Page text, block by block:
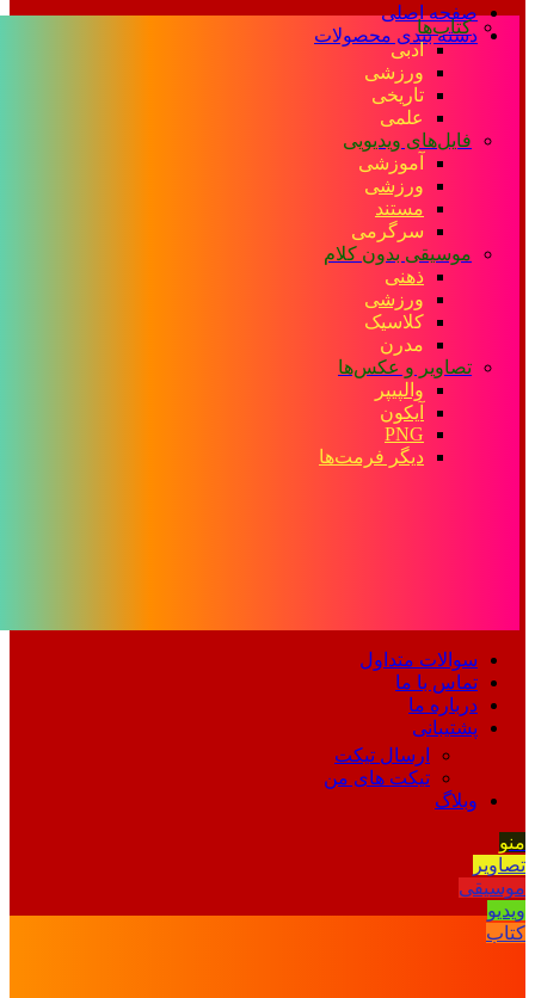
صفحه اصلی
دسته بندی محصولات
کتاب‌ها
ادبی
ورزشی
تاریخی
علمی
فایل‌های ویدیویی
آموزشی
ورزشی
مستند
سرگرمی
موسیقی بدون کلام
ذهنی
ورزشی
کلاسیک
مدرن
تصاویر و عکس‌ها
والپیپر
آیکون
PNG
دیگر فرمت‌ها
سوالات متداول
تماس با ما
درباره ما
پشتیبانی
ارسال تیکت
تیکت های من
وبلاگ
منو
تصاویر
موسیقی
ویدیو
کتاب